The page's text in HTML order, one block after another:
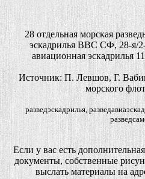
28 отдельная морская
эскадрилья ВВС СФ, 28-я/2-
авиационная
Источник: П. Левшов, Г.
морского
разведэскадрилья,
Если у вас есть
документы, собственные
выслать материалы на